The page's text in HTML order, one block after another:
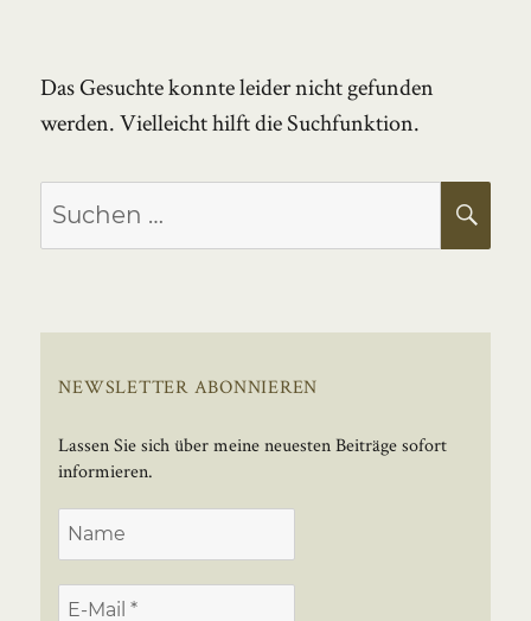
Das Gesuchte konnte leider nicht gefunden
werden. Vielleicht hilft die Suchfunktion.
Suchen
nach:
NEWSLETTER ABONNIEREN
Lassen Sie sich über meine neuesten Beiträge sofort
informieren.